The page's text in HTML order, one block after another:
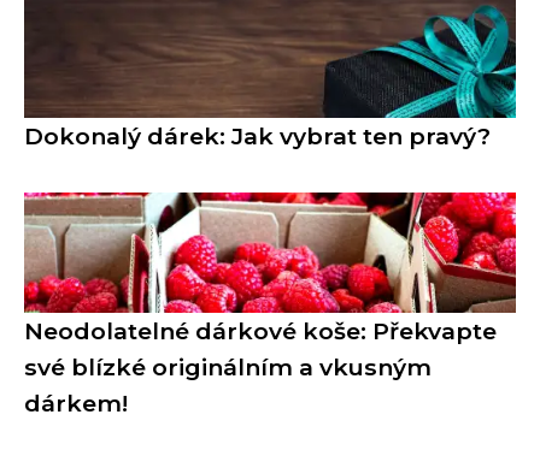
Dokonalý dárek: Jak vybrat ten pravý?
Neodolatelné dárkové koše: Překvapte
své blízké originálním a vkusným
dárkem!